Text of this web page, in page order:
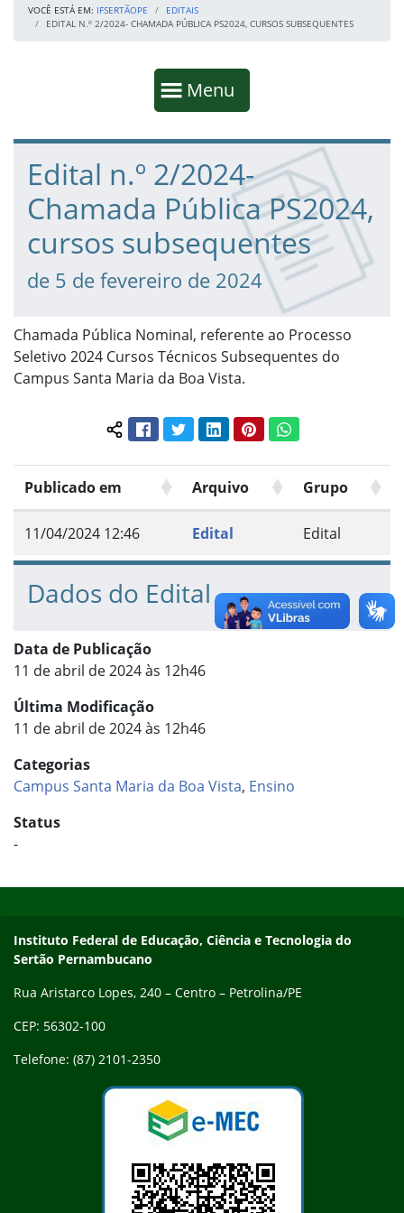
VOCÊ ESTÁ EM: IFSERTÃOPE
EDITAIS
EDITAL N.º 2/2024- CHAMADA PÚBLICA PS2024, CURSOS SUBSEQUENTES
Mostrar
Menu
Fim da navegação
Início do conteúdo
Edital n.º 2/2024-
Chamada Pública PS2024,
cursos subsequentes
de 5 de fevereiro de 2024
Chamada Pública Nominal, referente ao Processo
Seletivo 2024 Cursos Técnicos Subsequentes do
Campus Santa Maria da Boa Vista.
Compartilhar conteúdo:
FacebookTwitterLinkedInPinterestWhatsApp
Publicado em Arquivo Grupo
11/04/2024 12:46 Edital Edital
Dados do Edital
Data de Publicação
11 de abril de 2024 às 12h46
Última Modificação
11 de abril de 2024 às 12h46
Categorias
Campus Santa Maria da Boa Vista, Ensino
Status
-
Endereço
Instituto Federal de Educação, Ciência e Tecnologia do
Sertão Pernambucano
Rua Aristarco Lopes, 240 – Centro – Petrolina/PE
CEP: 56302-100
Telefone: (87) 2101-2350